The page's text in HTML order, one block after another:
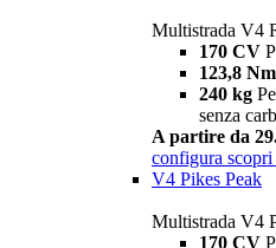
Multistrada V4
170 CV
123,8 Nm
240 kg
senza
A partire da
configura
V4 Pikes Peak
Multistrada V4
170 CV